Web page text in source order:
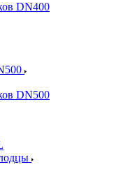
DN400
DN500